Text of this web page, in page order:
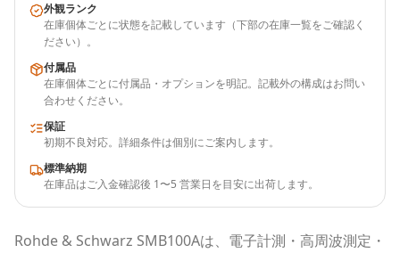
外観ランク
在庫個体ごとに状態を記載しています（下部の在庫一覧をご確認く
ださい）。
付属品
在庫個体ごとに付属品・オプションを明記。記載外の構成はお問い
合わせください。
保証
初期不良対応。詳細条件は個別にご案内します。
標準納期
在庫品はご入金確認後 1〜5 営業日を目安に出荷します。
Rohde & Schwarz SMB100Aは、電子計測・高周波測定・